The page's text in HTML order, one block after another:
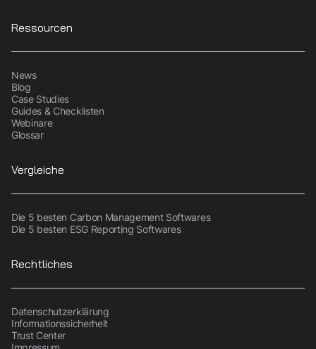
Ressourcen
News
Blog
Case Studies
Guides & Checklisten
Webinare
Glossar
Vergleiche
Die 5 besten Carbon Management Softwares
Die 5 besten ESG Reporting Softwares
Rechtliches
Datenschutzerklärung
Informationssicherheit
Trust Center